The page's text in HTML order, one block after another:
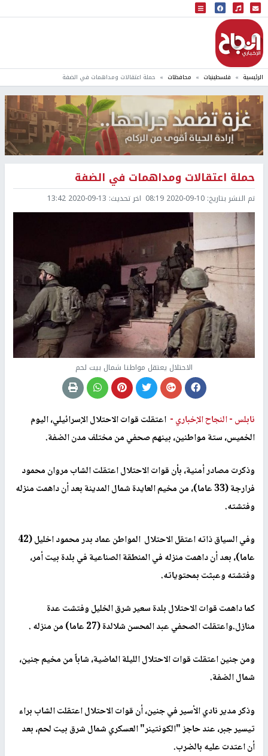
البث المباشر
إذاعة النجاح
الرئيسية فلسطينيات محافظات حملة اعتقالات ومداهمات في الضفة
حملة اعتقالات ومداهمات في الضفة
تم النشر بتاريخ: 2020-09-10 08:19 اخر تحديث: 2020-09-13 13:42
الاحتلال يعتقل مواطنا شمال بيت لحم
نابلس -النجاح الإخباري - اعتقلت قوات الاحتلال الإسرائيلي، اليوم
الخميس، ستة مواطنين، بينهم صحفي من مختلف مدن الضفة.
وذكرت مصادر أمنية، بأن قوات الاحتلال اعتقلت الشاب مروان محمود
فرارجة (33 عاما)، من مخيم العايدة شمال المدينة بعد أن داهمت منزله
وفتشته.
وفي السياق ذاته اعتقل الاحتلال المواطن عماد بدر محمود اخليل (42
عاما)، بعد أن داهمت منزله في المنطقة الصناعية في بلدة بيت أمر،
وفتشته وعبثت بمحتوياته.
كما داهمت قوات الاحتلال بلدة سعير شرق الخليل وفتشت عدة
منازل.واعتقلت الصحفي عبد المحسن شلالدة (27 عاما) من منزله .
ومن جنين اعتقلت قوات الاحتلال الليلة الماضية، شاباً من مخيم جنين،
شمال الضفة.
وذكر مدير نادي الأسير في جنين، أن قوات الاحتلال اعتقلت الشاب براء
تيسير جبر، عند حاجز "الكونتينر" العسكري شمال شرق بيت لحم، بعد
أن اعتدت عليه بالضرب.